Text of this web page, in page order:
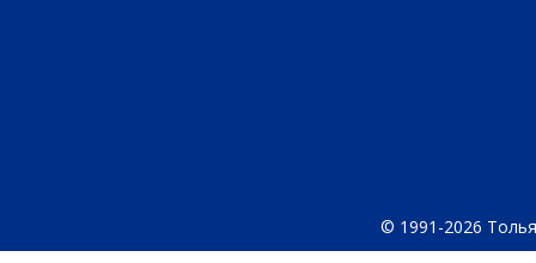
© 1991-2026